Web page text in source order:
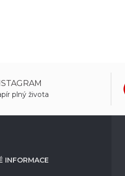
plný života
INFORMACE